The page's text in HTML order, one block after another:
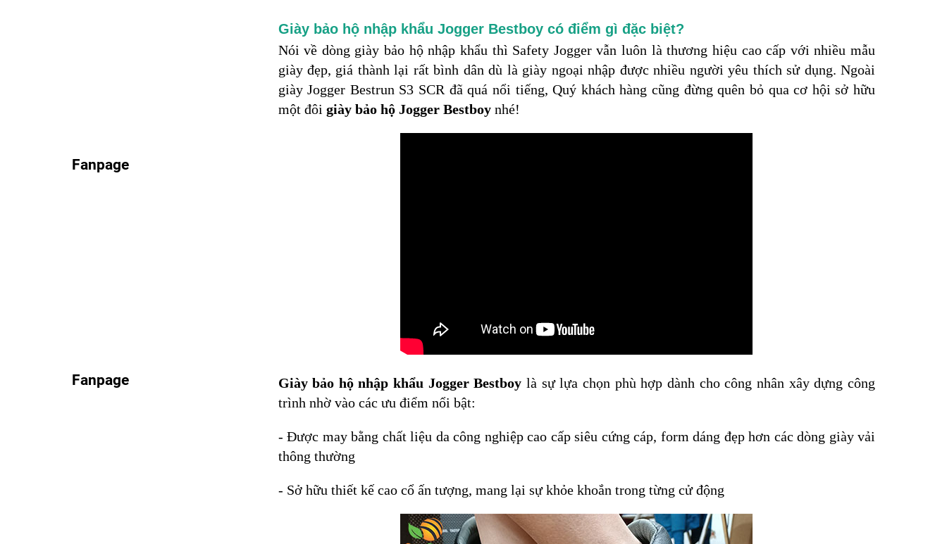
Giày bảo hộ nhập khẩu Jogger Bestboy có điểm gì đặc biệt?
Nói về dòng giày bảo hộ nhập khẩu thì Safety Jogger vẫn luôn là thương hiệu cao cấp với nhiều mẫu
giày đẹp, giá thành lại rất bình dân dù là giày ngoại nhập được nhiều người yêu thích sử dụng. Ngoài
giày Jogger Bestrun S3 SCR đã quá nổi tiếng, Quý khách hàng cũng đừng quên bỏ qua cơ hội sở hữu
một đôi giày bảo hộ Jogger Bestboy nhé!
Giày bảo hộ nhập khẩu Jogger Bestboy là sự lựa chọn phù hợp dành cho công nhân xây dựng công
trình nhờ vào các ưu điểm nổi bật:
- Được may bằng chất liệu da công nghiệp cao cấp siêu cứng cáp, form dáng đẹp hơn các dòng giày vải
thông thường
- Sở hữu thiết kế cao cổ ấn tượng, mang lại sự khỏe khoắn trong từng cử động
Fanpage
Fanpage